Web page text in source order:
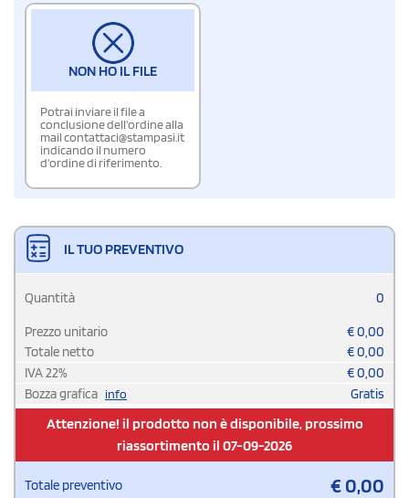
NON HO IL FILE
Potrai inviare il file a
conclusione dell'ordine alla
mail contattaci@stampasi.it
indicando il numero
d'ordine di riferimento.
IL TUO PREVENTIVO
Quantità 0
Prezzo unitario €0,00
Totale netto
€0,00
IVA22% €0,00
Bozza grafica info Gratis
Attenzione! il prodotto non è disponibile, prossimo
riassortimento il 07-09-2026
Totale preventivo €0,00